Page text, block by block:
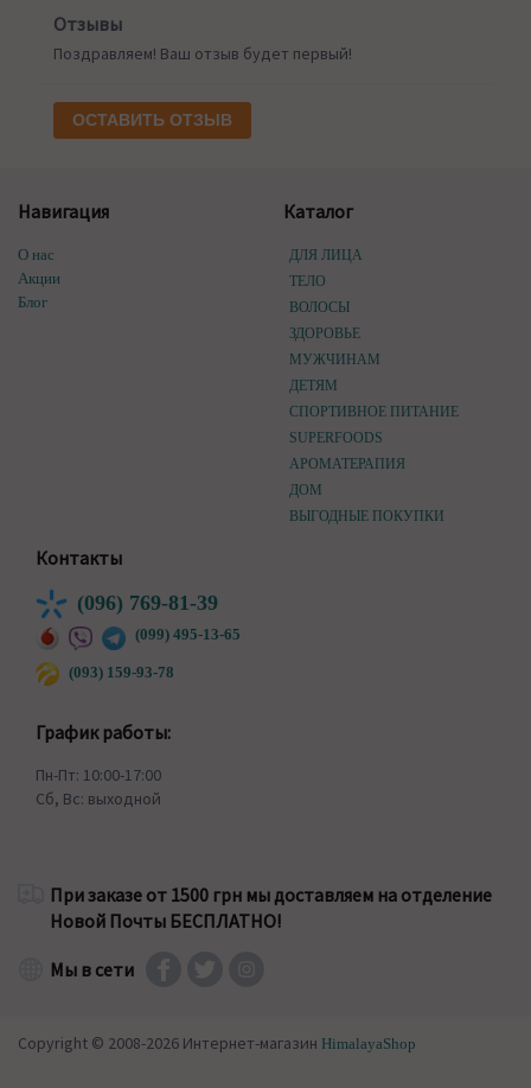
Отзывы
Поздравляем! Ваш отзыв будет первый!
ОСТАВИТЬ ОТЗЫВ
Навигация
О нас
Акции
Блог
Каталог
ДЛЯ ЛИЦА
ТЕЛО
ВОЛОСЫ
ЗДОРОВЬЕ
МУЖЧИНАМ
ДЕТЯМ
СПОРТИВНОЕ ПИТАНИЕ
SUPERFOODS
АРОМАТЕРАПИЯ
ДОМ
ВЫГОДНЫЕ ПОКУПКИ
Контакты
(096) 769-81-39
(099) 495-13-65
(093) 159-93-78
График работы:
Пн-Пт: 10:00-17:00
Сб, Вс: выходной
При заказе от 1500 грн мы доставляем на отделение
Новой Почты БЕСПЛАТНО!
Мы в сети
Copyright © 2008-2026 Интернет-магазин HimalayaShop